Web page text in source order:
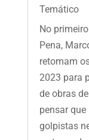
Temático
No
Pena,
retomam
2023 para
de obras
pensar
golpistas